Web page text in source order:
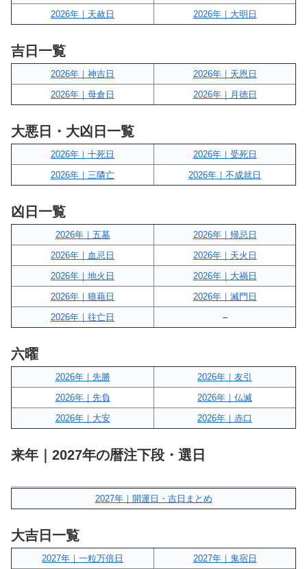
2026年｜天赦日
2026年｜大明日
吉日一覧
2026年｜神吉日
2026年｜天恩日
2026年｜母倉日
2026年｜月徳日
大悪日・大凶日一覧
2026年｜十死日
2026年｜受死日
2026年｜三隣亡
2026年｜不成就日
凶日一覧
2026年｜五墓
2026年｜帰忌日
2026年｜血忌日
2026年｜天火日
2026年｜地火日
2026年｜大禍日
2026年｜狼藉日
2026年｜滅門日
2026年｜往亡日
–
六曜
2026年｜先勝
2026年｜友引
2026年｜先負
2026年｜仏滅
2026年｜大安
2026年｜赤口
来年｜2027年の暦注下段・選日
2027年｜開運日・吉日まとめ
大吉日一覧
2027年｜一粒万倍日
2027年｜鬼宿日